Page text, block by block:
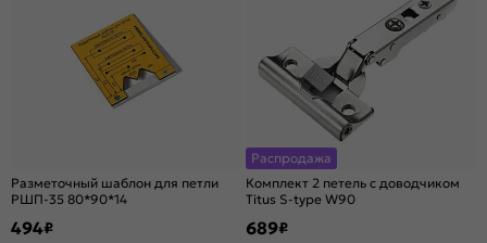
Разметочный шаблон для петли
РШП-35 80*90*14
494₽
Распродажа
Комплект 2 петель c доводчиком
Titus S-type W90
689₽